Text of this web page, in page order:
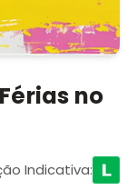
no
Indicativa: